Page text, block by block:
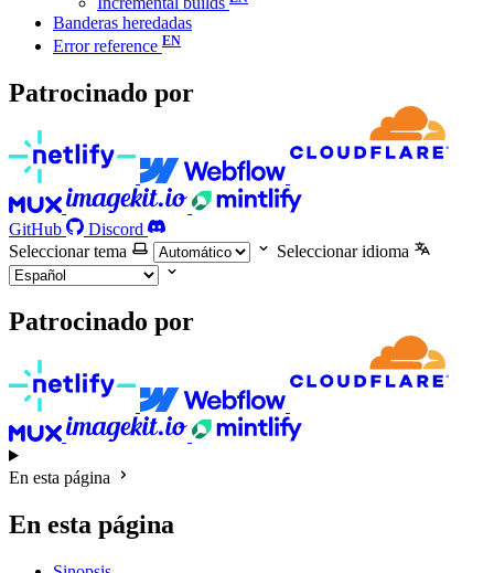
Banderas heredadas
Error reference
Patrocinado por
GitHub
Discord
Seleccionar tema
Seleccionar idioma
Patrocinado por
En esta página
En esta página